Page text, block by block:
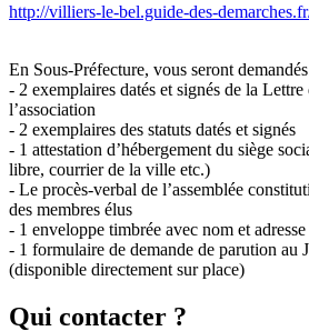
http://villiers-le-bel.guide-des-
En Sous-Préfecture, vous seront
- 2 exemplaires datés et signés de la
l’association
- 2 exemplaires des statuts datés et signés
- 1 attestation d’hébergement du siège
libre, courrier de la ville etc.)
- Le procès-verbal de l’assemblée
des membres élus
- 1 enveloppe timbrée avec nom et
- 1 formulaire de demande de parution au
(disponible directement sur place)
Qui contacter ?